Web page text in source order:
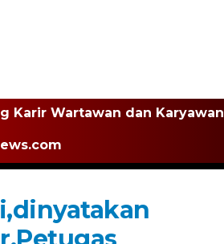
Karir Wartawan dan Karyawan